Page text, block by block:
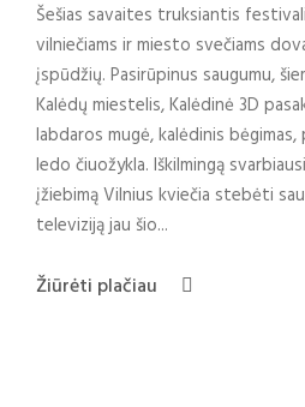
Šešias savaites truksiantis
vilniečiams ir miesto svečiams
įspūdžių. Pasirūpinus saugumu,
Kalėdų miestelis, Kalėdinė 3D
labdaros mugė, kalėdinis
ledo čiuožykla. Iškilmingą
įžiebimą Vilnius kviečia stebėti
televiziją jau šio...
Žiūrėti plačiau